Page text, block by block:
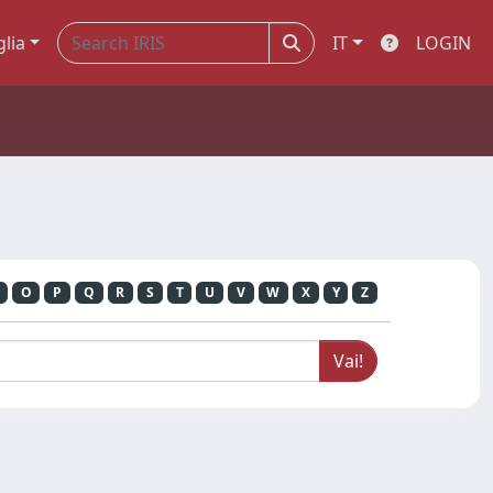
IT LOGIN
O P Q R S T U V W X Y Z